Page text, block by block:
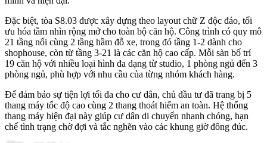
Đặc biệt, tòa S8.03 được xây dựng theo layout chữ Z độc đáo, tối
ưu hóa tầm nhìn rộng mở cho toàn bộ căn hộ. Công trình có quy mô
21 tầng nổi cùng 2 tầng hầm đỗ xe, trong đó tầng 1-2 dành cho
shophouse, còn từ tầng 3-21 là các căn hộ cao cấp. Mỗi sàn bố trí
19 căn hộ với nhiều loại hình đa dạng từ studio, 1 phòng ngủ đến 3
phòng ngủ, phù hợp với nhu cầu của từng nhóm khách hàng.
Để đảm bảo sự tiện lợi tối đa cho cư dân, chủ đầu tư đã trang bị 5
thang máy tốc độ cao cùng 2 thang thoát hiểm an toàn. Hệ thống
thang máy hiện đại này giúp cư dân di chuyển nhanh chóng, hạn
chế tình trạng chờ đợi và tắc nghẽn vào các khung giờ đông đúc.